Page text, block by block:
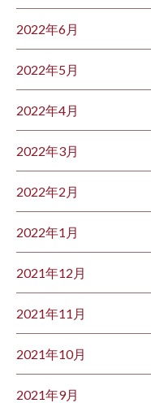
2022年6月
2022年5月
2022年4月
2022年3月
2022年2月
2022年1月
2021年12月
2021年11月
2021年10月
2021年9月